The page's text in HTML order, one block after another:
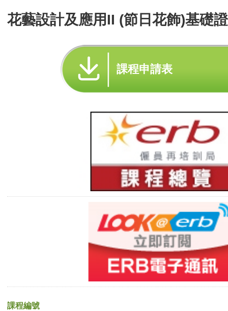
花藝設計及應用II (節日花飾)基礎
課程申請表
課程編號